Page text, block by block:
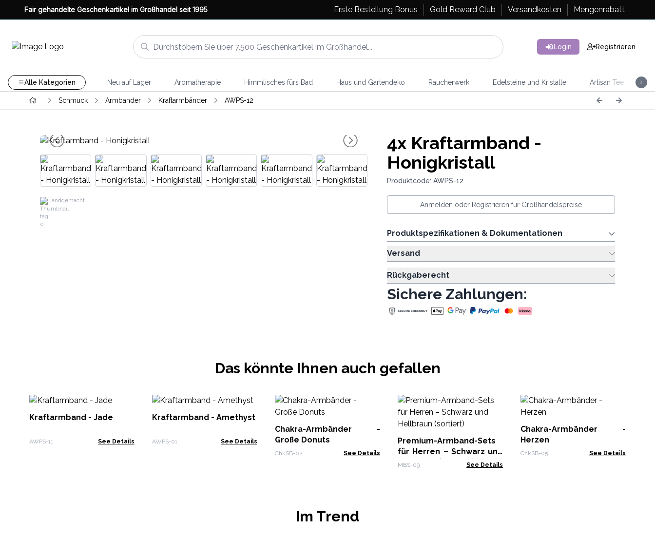
Fair gehandelte Geschenkartikel im Großhandel seit 1995 Erste Bestellung Bonus Gold Reward Club Versandkosten Mengenrabatt
Login Registrieren
Alle Kategorien Neu auf Lager Aromatherapie Himmlisches fürs Bad Haus und Gartendeko Räucherwerk Edelsteine und Kristalle Artisan Tee
Schmuck Armbänder Kraftarmbänder AWPS-12
Handgemacht
4xKraftarmband -
Honigkristall
Produktcode: AWPS-12
Anmelden oder Registrieren für Großhandelspreise
Produktspezifikationen & Dokumentationen
Versand
Rückgaberecht
Sichere Zahlungen:
Das könnte Ihnen auch gefallen
Kraftarmband - Jade
AWPS-11 See Details
Kraftarmband - Amethyst
AWPS-01 See Details
Chakra-Armbänder -
Große Donuts
ChkSB-02 See Details
Premium-Armband-Sets
für Herren – Schwarz und
Hellbraun (sortiert)
MBS-09 See Details
Chakra-Armbänder -
Herzen
ChkSB-05 See Details
Im Trend